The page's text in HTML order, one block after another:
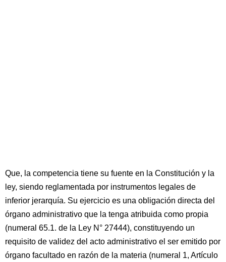
Que, la competencia tiene su fuente en la Constitución y la
ley, siendo reglamentada por instrumentos legales de
inferior jerarquía. Su ejercicio es una obligación directa del
órgano administrativo que la tenga atribuida como propia
(numeral 65.1. de la Ley N° 27444), constituyendo un
requisito de validez del acto administrativo el ser emitido por
órgano facultado en razón de la materia (numeral 1, Artículo